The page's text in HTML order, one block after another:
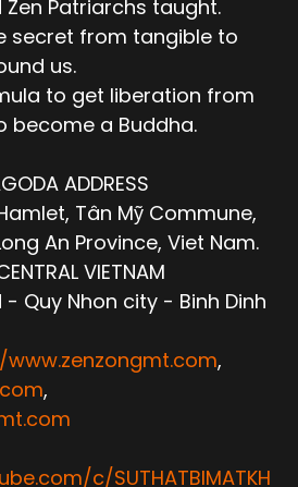
Patriarchs taught.
secret from tangible to
us.
to get liberation from
become a Buddha.
ADDRESS
Tân Mỹ Commune,
An Province, Viet Nam.
VIETNAM
Quy Nhon city - Binh Dinh
,
,
c/SUTHATBIMATKH